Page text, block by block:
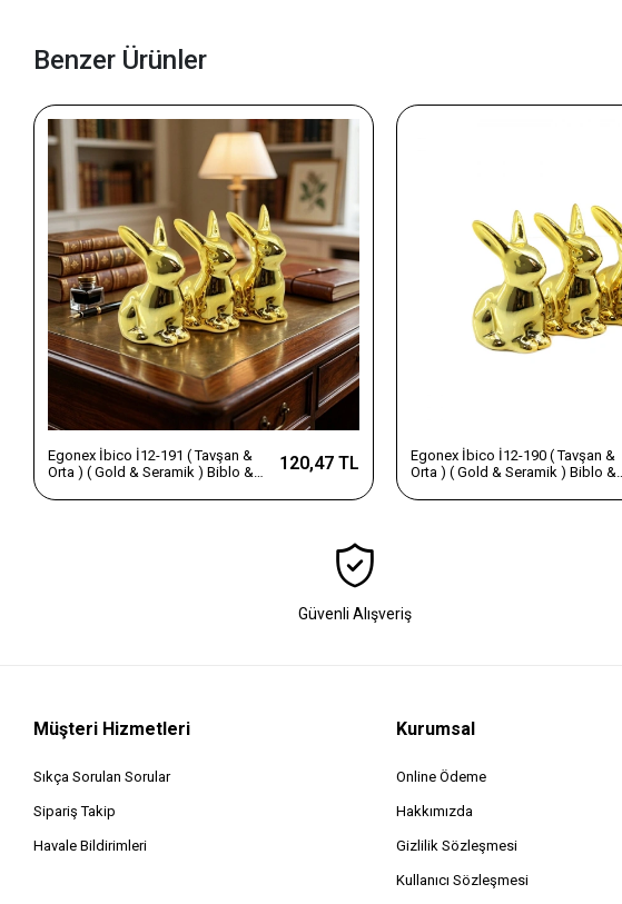
Benzer Ürünler
Egonex İbico İ12-191 ( Tavşan &
Orta ) ( Gold & Seramik ) Biblo &
120,47 TL
Egonex İbico İ12-190 ( Tavşan &
Orta ) ( Gold & Seramik ) Biblo &
Güvenli Alışveriş
Müşteri Hizmetleri
Sıkça Sorulan Sorular
Sipariş Takip
Havale Bildirimleri
Kurumsal
Online Ödeme
Hakkımızda
Gizlilik Sözleşmesi
Kullanıcı Sözleşmesi